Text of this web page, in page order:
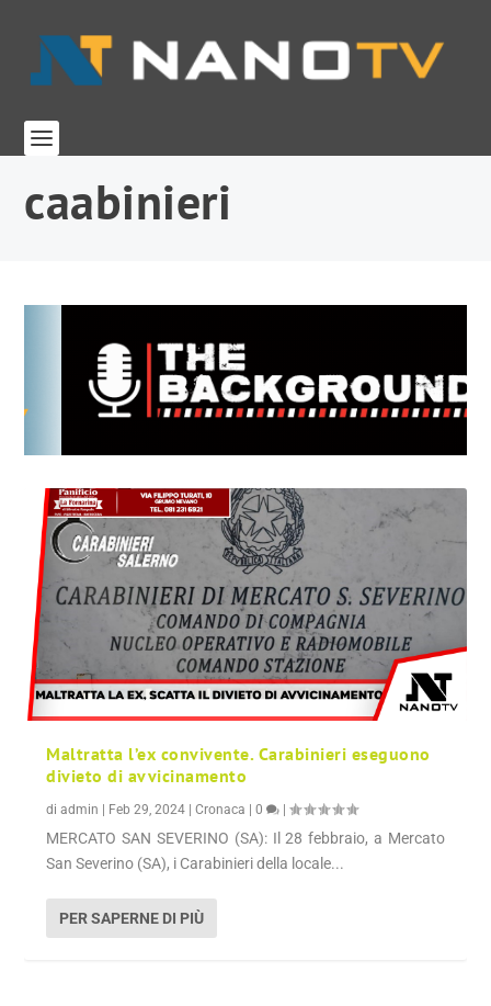
caabinieri
Maltratta l’ex convivente. Carabinieri eseguono
divieto di avvicinamento
diadmin Feb 29, 2024 |Cronaca |0 |
MERCATO SAN SEVERINO (SA): Il 28 febbraio, a Mercato
San Severino (SA), i Carabinieri della locale...
PER SAPERNE DI PIÙ